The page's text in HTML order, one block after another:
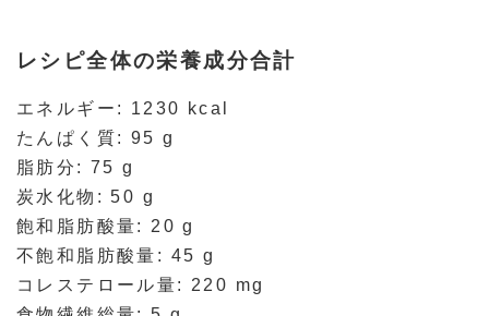
レシピ全体の栄養成分合計
エネルギー: 1230 kcal
たんぱく質: 95 g
脂肪分: 75 g
炭水化物: 50 g
飽和脂肪酸量: 20 g
不飽和脂肪酸量: 45 g
コレステロール量: 220 mg